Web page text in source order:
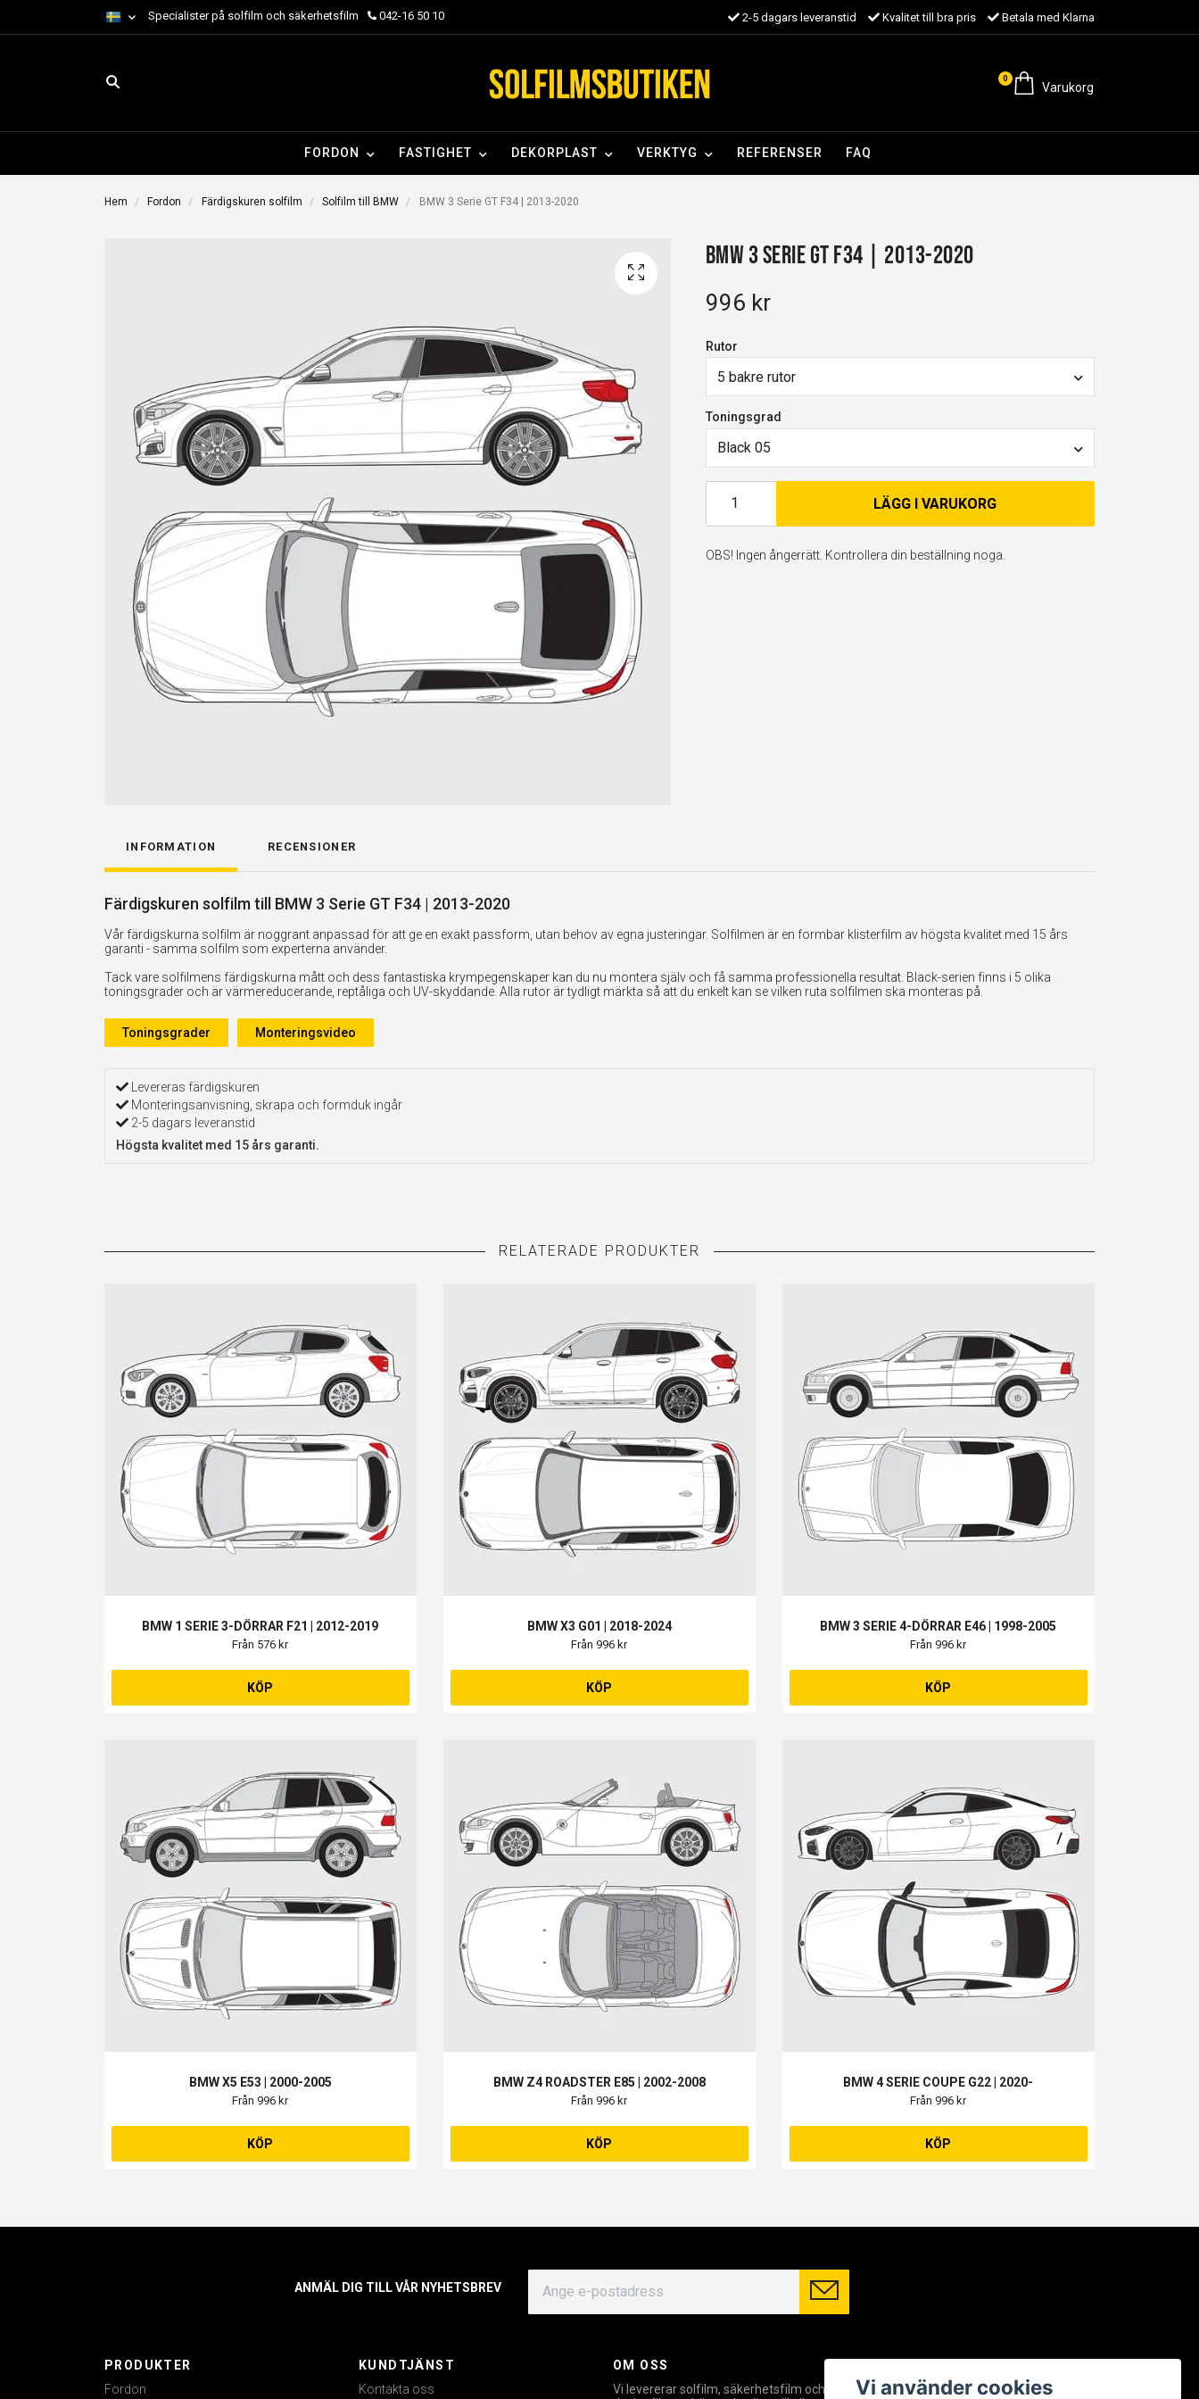
Specialister på solfilm och säkerhetsfilm 042-16 50 10 2-5 dagars leveranstid Kvalitet till bra pris Betala med Klarna
0
Varukorg
FORDON FASTIGHET DEKORPLAST VERKTYG REFERENSER FAQ
Hem Fordon Färdigskuren solfilm Solfilm till BMW BMW 3 Serie GT F34 | 2013-2020
BMW 3 Serie GT F34 | 2013-2020
996 kr
Rutor
5 bakre rutor
Toningsgrad
Black 05
LÄGG I VARUKORG
OBS! Ingen ångerrätt. Kontrollera din beställning noga.
INFORMATION RECENSIONER
Färdigskuren solfilm till BMW 3 Serie GT F34 | 2013-2020
Vår färdigskurna solfilm är noggrant anpassad för att ge en exakt passform, utan behov av egna justeringar. Solfilmen är en formbar klisterfilm av högsta kvalitet med 15 års
garanti - samma solfilm som experterna använder.
Tack vare solfilmens färdigskurna mått och dess fantastiska krympegenskaper kan du nu montera själv och få samma professionella resultat. Black-serien finns i 5 olika
toningsgrader och är värmereducerande, reptåliga och UV-skyddande. Alla rutor är tydligt märkta så att du enkelt kan se vilken ruta solfilmen ska monteras på.
Toningsgrader Monteringsvideo
Levereras färdigskuren
Monteringsanvisning, skrapa och formduk ingår
2-5 dagars leveranstid
Högsta kvalitet med 15 års garanti.
BMW 1 SERIE 3-DÖRRAR F21 | 2012-2019
Från 576 kr
KÖP
BMW X3 G01 | 2018-2024
Från 996 kr
KÖP
BMW 3 SERIE 4-DÖRRAR E46 | 1998-2005
Från 996 kr
KÖP
BMW X5 E53 | 2000-2005
Från 996 kr
KÖP
BMW Z4 ROADSTER E85 | 2002-2008
Från 996 kr
KÖP
BMW 4 SERIE COUPE G22 | 2020-
Från 996 kr
KÖP
ANMÄL DIG TILL VÅR NYHETSBREV
PRODUKTER
Fordon
KUNDTJÄNST
Kontakta oss
OM OSS
Vi levererar solfilm, säkerhetsfilm och
Facebook
Vi använder cookies